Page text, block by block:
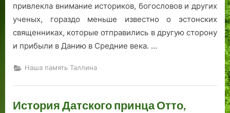
привлекла внимание историков, богословов и других
ученых, гораздо меньше известно о эстонских
священниках, которые отправились в другую сторону
и прибыли в Данию в Средние века. …
Наша память Таллина
История Датского принца Отто,